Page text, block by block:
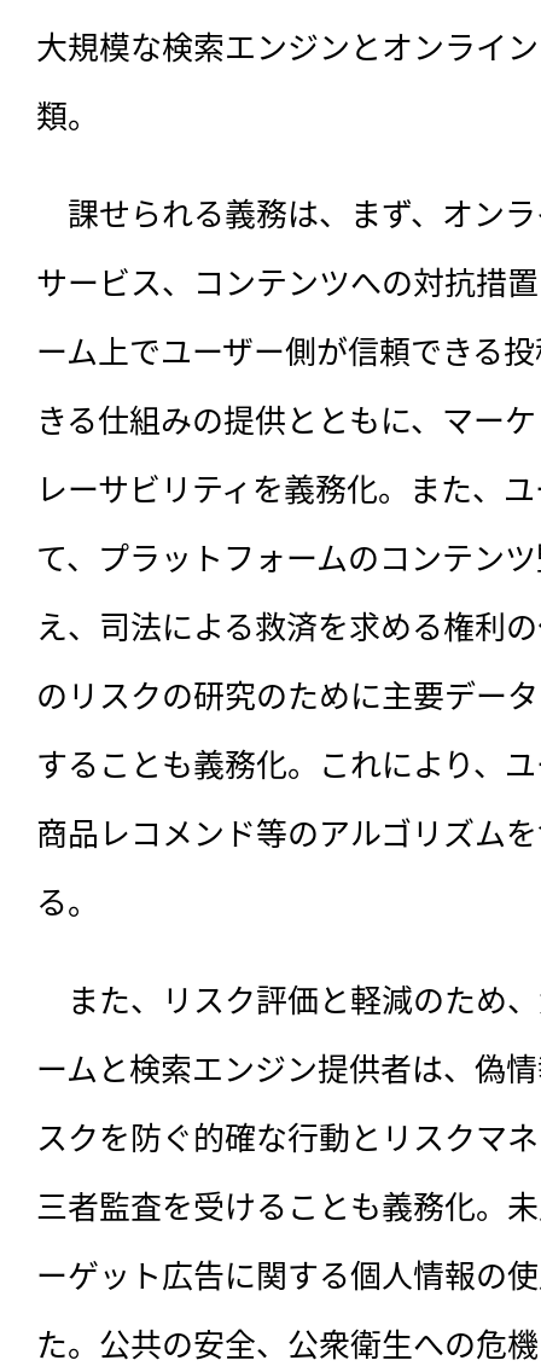
大規模な検索エンジンとオンライ
類。
課せられる義務は、まず、オン
サービス、コンテンツへの対抗措
ーム上でユーザー側が信頼できる
きる仕組みの提供とともに、マー
レーサビリティを義務化。また、
て、プラットフォームのコンテン
え、司法による救済を求める権利
のリスクの研究のために主要デー
することも義務化。これにより、
商品レコメンド等のアルゴリズム
る。
また、リスク評価と軽減のため
ームと検索エンジン提供者は、偽
スクを防ぐ的確な行動とリスクマ
三者監査を受けることも義務化。
ーゲット広告に関する個人情報の
た。公共の安全、公衆衛生への危